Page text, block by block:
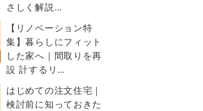
さしく解説…
【リノベーション特
集】暮らしにフィット
した家へ｜間取りを再
設 計するリ…
はじめての注文住宅｜
検討前に知っておきた